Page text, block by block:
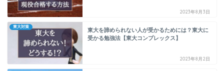
2023年8月3日
東大対策
東大を諦められない人が受かるためには？東大に
受かる勉強法【東大コンプレックス】
2023年8月2日